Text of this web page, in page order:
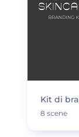
Kit di
8 scene